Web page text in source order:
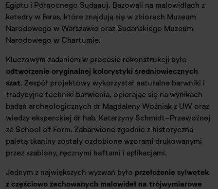
Egiptu i Północnego Sudanu). Bazowali na malowidłach z
katedry w Faras, które znajdują się w zbiorach Muzeum
Narodowego w Warszawie oraz Sudańskiego Muzeum
Narodowego w Chartumie.
Kluczowym zadaniem w procesie rekonstrukcji było
odtworzenie oryginalnej kolorystyki średniowiecznych
szat. Zespół projektowy wykorzystał naturalne barwniki i
tradycyjne techniki barwienia, opierając się na wynikach
badań archeologicznych dr Magdaleny Woźniak z UW oraz
wiedzy eksperckiej dr hab. Katarzyny Schmidt-Przewoźnej
ze School of Form. Zabarwione zgodnie z historyczną
paletą tkaniny zostały ozdobione wzorami drukowanymi
przez szablony, ręcznymi haftami i aplikacjami.
Jednym z największych wyzwań było przełożenie sylwetek
z częściowo zachowanych malowideł na trójwymiarowe